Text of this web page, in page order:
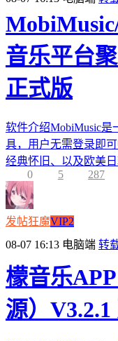
音乐平台
正式版
软件介绍MobiMusic
具，用户无需登录即
经典怀旧、以及欧美
0
5 287
发帖狂魔VIP2
08-07 16:13 电脑端 转
檬音乐
源）